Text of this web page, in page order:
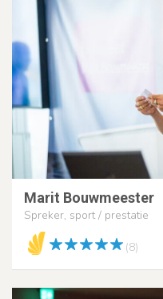
Marit Bouwmeester
Spreker, sport / prestatie
(8)